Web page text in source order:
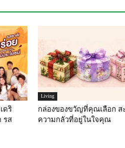
ดริ
รส
Living
กล่องของขวัญที่คุณเลือก ส
ความกลัวที่อยู่ในใจคุณ